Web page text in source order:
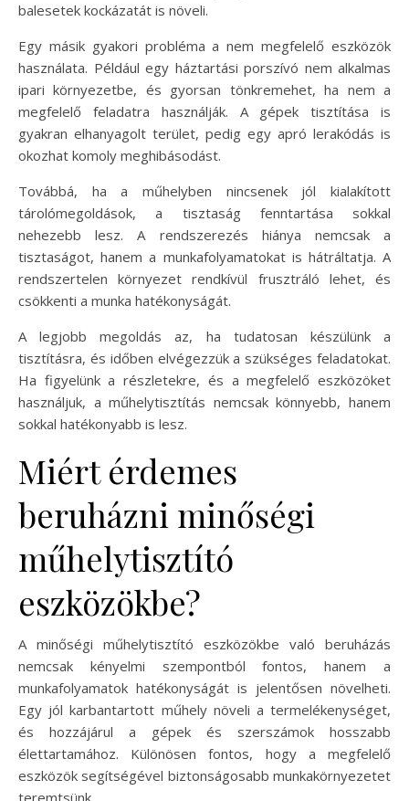
balesetek kockázatát is növeli.
Egy másik gyakori probléma a nem megfelelő eszközök
használata. Például egy háztartási porszívó nem alkalmas
ipari környezetbe, és gyorsan tönkremehet, ha nem a
megfelelő feladatra használják. A gépek tisztítása is
gyakran elhanyagolt terület, pedig egy apró lerakódás is
okozhat komoly meghibásodást.
Továbbá, ha a műhelyben nincsenek jól kialakított
tárolómegoldások, a tisztaság fenntartása sokkal
nehezebb lesz. A rendszerezés hiánya nemcsak a
tisztaságot, hanem a munkafolyamatokat is hátráltatja. A
rendszertelen környezet rendkívül frusztráló lehet, és
csökkenti a munka hatékonyságát.
A legjobb megoldás az, ha tudatosan készülünk a
tisztításra, és időben elvégezzük a szükséges feladatokat.
Ha figyelünk a részletekre, és a megfelelő eszközöket
használjuk, a műhelytisztítás nemcsak könnyebb, hanem
sokkal hatékonyabb is lesz.
Miért érdemes
beruházni minőségi
műhelytisztító
eszközökbe?
A minőségi műhelytisztító eszközökbe való beruházás
nemcsak kényelmi szempontból fontos, hanem a
munkafolyamatok hatékonyságát is jelentősen növelheti.
Egy jól karbantartott műhely növeli a termelékenységet,
és hozzájárul a gépek és szerszámok hosszabb
élettartamához. Különösen fontos, hogy a megfelelő
eszközök segítségével biztonságosabb munkakörnyezetet